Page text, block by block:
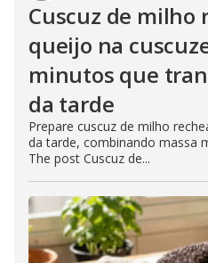
Cuscuz de milho
queijo na
minutos que
da tarde
Prepare cuscuz de milho
da tarde, combinando massa
The post Cuscuz de...